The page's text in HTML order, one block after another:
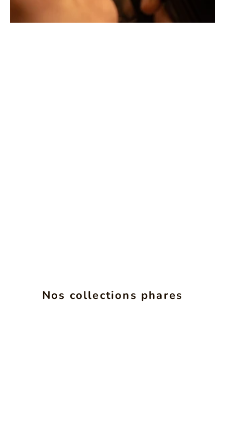
La Maison Tournaire qui a ouvert ses portes en 1984 à
Montbrison, en France, propose aujourd'hui ces bijoux
Nos collections phares
ALCHIMIE